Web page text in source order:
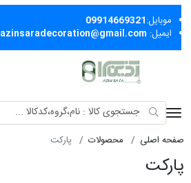
موبایل:09914669321
ایمیل: azinsaradecoration@gmail.com
صفحه اصلی محصولات پارکت
پارکت